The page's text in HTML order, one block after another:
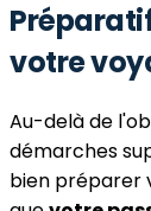
votre
Au-delà de
démarches
bien préparer